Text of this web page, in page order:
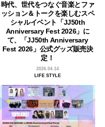
時代、世代をつなぐ音楽とファ
ッション＆トークを楽しむスペ
シャルイベント「JJ50th
Anniversary Fest 2026」に
て、「JJ50th Anniversary
Fest 2026」公式グッズ販売決
定！
2026.04.14
LIFE STYLE